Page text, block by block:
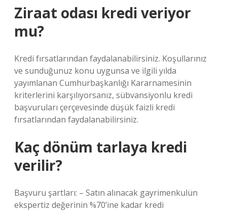
Ziraat odası kredi veriyor
mu?
Kredi fırsatlarından faydalanabilirsiniz. Koşullarınız
ve sunduğunuz konu uygunsa ve ilgili yılda
yayımlanan Cumhurbaşkanlığı Kararnamesinin
kriterlerini karşılıyorsanız, sübvansiyonlu kredi
başvuruları çerçevesinde düşük faizli kredi
fırsatlarından faydalanabilirsiniz.
Kaç dönüm tarlaya kredi
verilir?
Başvuru şartları: – Satın alınacak gayrimenkulün
ekspertiz değerinin %70’ine kadar kredi